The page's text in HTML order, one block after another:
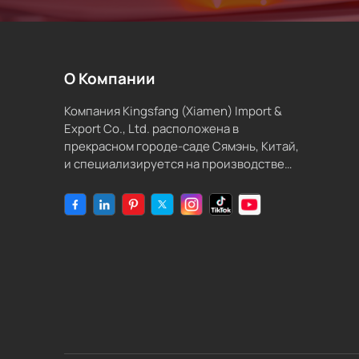
О Компании
Компания Kingsfang (Xiamen) Import &
Export Co., Ltd. расположена в
прекрасном городе-саде Сямэнь, Китай,
и специализируется на производстве
чернил для струйных принтеров.